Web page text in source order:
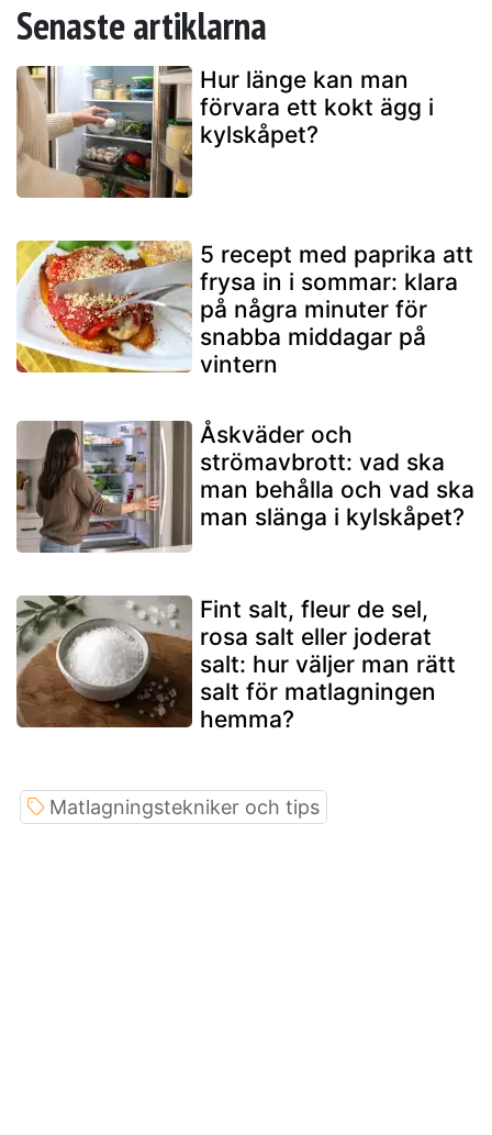
Senaste artiklarna
Hur länge kan man
förvara ett kokt ägg i
kylskåpet?
5 recept med paprika att
frysa in i sommar: klara
på några minuter för
snabba middagar på
vintern
Åskväder och
strömavbrott: vad ska
man behålla och vad ska
man slänga i kylskåpet?
Fint salt, fleur de sel,
rosa salt eller joderat
salt: hur väljer man rätt
salt för matlagningen
hemma?
Matlagningstekniker och tips